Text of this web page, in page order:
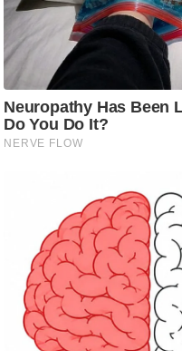
क्षा
B
r
e
a
k
w
s
ला